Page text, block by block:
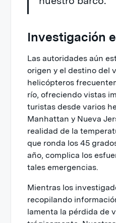
Investigación
Las autoridades aún
origen y el destino del
helicópteros
río, ofreciendo vistas
turistas desde varios
Manhattan y Nueva
realidad de la
que ronda los 45
año, complica los
tales emergencias.
Mientras los
recopilando
lamenta la pérdida de